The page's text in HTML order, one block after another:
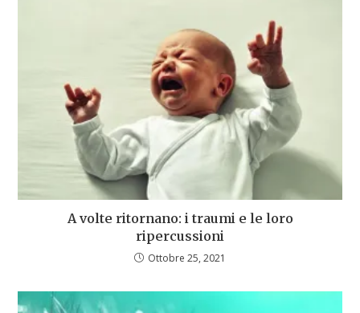
A volte ritornano: i traumi e le loro
ripercussioni
Ottobre 25, 2021